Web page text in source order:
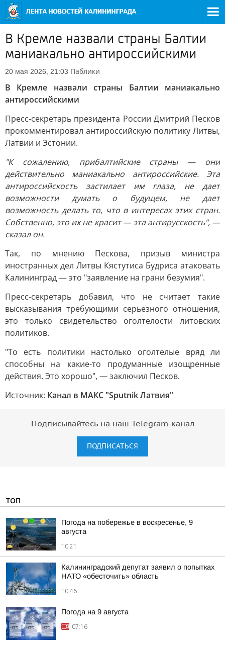
В Кремле назвали страны Балтии
маниакально антироссийскими
20 мая 2026, 21:03 Паблики
В Кремле назвали страны Балтии маниакально
антироссийскими
Пресс-секретарь президента России Дмитрий Песков
прокомментировал антироссийскую политику Литвы,
Латвии и Эстонии.
"К сожалению, прибалтийские страны — они
действительно маниакально антироссийские. Эта
антироссийскость застилает им глаза, не дает
возможности думать о будущем, не дает
возможность делать то, что в интересах этих стран.
Собственно, это их не красит — эта антирусскость", —
сказал он.
Так, по мнению Пескова, призыв министра
иностранных дел Литвы Кястутиса Будриса атаковать
Калининград — это "заявление на грани безумия".
Пресс-секретарь добавил, что не считает такие
высказывания требующими серьезного отношения,
это только свидетельство оголтелости литовских
политиков.
"То есть политики настолько оголтелые вряд ли
способны на какие-то продуманные изощренные
действия. Это хорошо", — заключил Песков.
Источник: Канал в МАКС "Sputnik Латвия"
Подписывайтесь на наш Telegram-канал
ПОДПИСАТЬСЯ
ТОП
Погода на побережье в воскресенье, 9
августа
10:21
Калининградский депутат заявил о попытках
НАТО «обесточить» область
10:46
Погода на 9 августа
07:16